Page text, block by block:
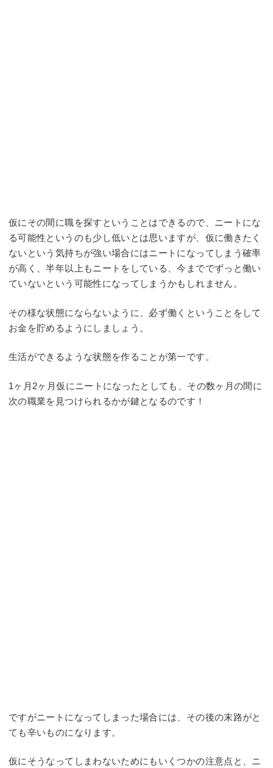
仮にその間に職を探すということはできるので、ニートにな
る可能性というのも少し低いとは思いますが、仮に働きたく
ないという気持ちが強い場合にはニートになってしまう確率
が高く、半年以上もニートをしている、今まででずっと働い
ていないという可能性になってしまうかもしれません。
その様な状態にならないように、必ず働くということをして
お金を貯めるようにしましょう。
生活ができるような状態を作ることが第一です。
1ヶ月2ヶ月仮にニートになったとしても、その数ヶ月の間に
次の職業を見つけられるかが鍵となるのです！
ですがニートになってしまった場合には、その後の末路がと
ても辛いものになります。
仮にそうなってしまわないためにもいくつかの注意点と、ニ